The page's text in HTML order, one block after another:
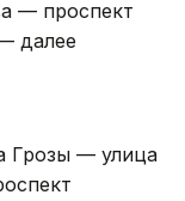
— проспект
далее
Грозы — улица